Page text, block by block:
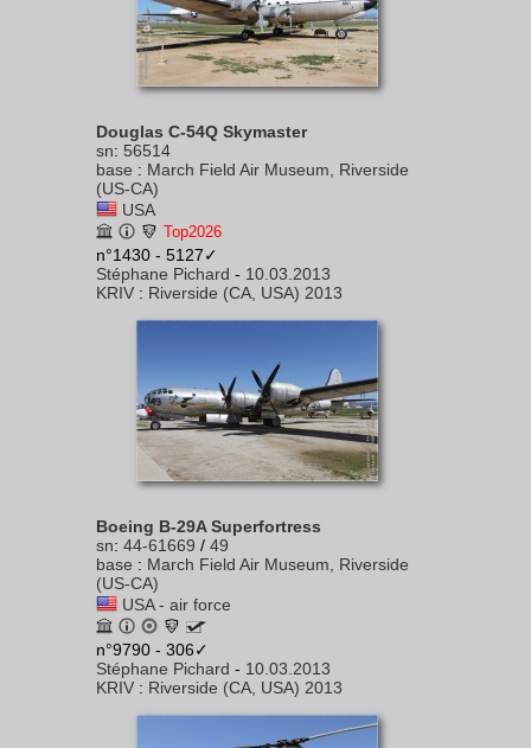
Douglas C-54Q Skymaster
sn: 56514
base : March Field Air Museum, Riverside
(US-CA)
USA
Top2026
n°1430 - 5127✓
Stéphane Pichard - 10.03.2013
KRIV : Riverside (CA, USA) 2013
Boeing B-29A Superfortress
sn: 44-61669 / 49
base : March Field Air Museum, Riverside
(US-CA)
USA - air force
n°9790 - 306✓
Stéphane Pichard - 10.03.2013
KRIV : Riverside (CA, USA) 2013